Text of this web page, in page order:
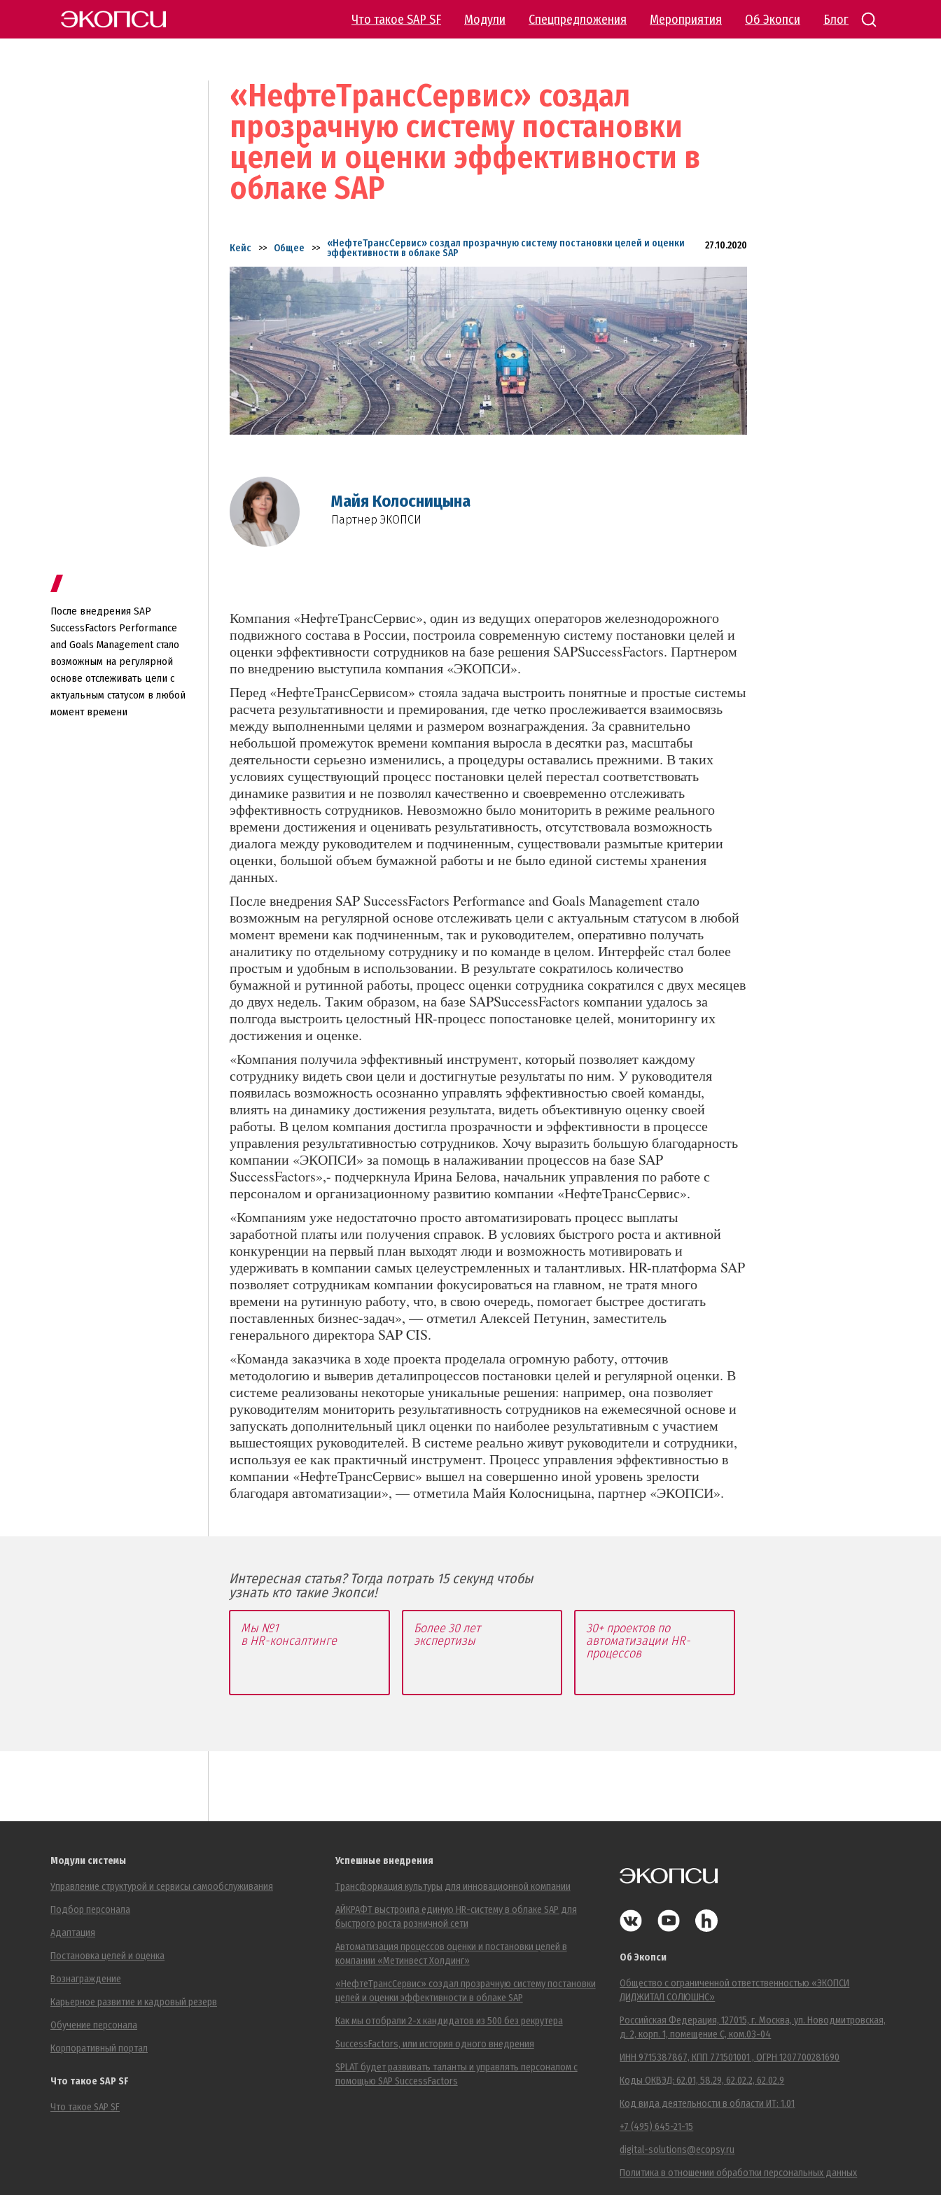
Что такое SAP SF Модули Спецпредложения Мероприятия Об Экопси Блог
«НефтеТрансСервис» создал
прозрачную систему постановки
целей и оценки эффективности в
облаке SAP
27.10.2020
Кейс >> Общее >>
«НефтеТрансСервис» создал прозрачную систему постановки целей и оценки
эффективности в облаке SAP
Майя Колосницына
Партнер ЭКОПСИ
После внедрения SAP
SuccessFactors Performance
and Goals Management стало
возможным на регулярной
основе отслеживать цели с
актуальным статусом в любой
момент времени
Компания «НефтеТрансСервис», один из ведущих операторов железнодорожного
подвижного состава в России, построила современную систему постановки целей и
оценки эффективности сотрудников на базе решения SAPSuccessFactors. Партнером
по внедрению выступила компания «ЭКОПСИ».
Перед «НефтеТрансСервисом» стояла задача выстроить понятные и простые системы
расчета результативности и премирования, где четко прослеживается взаимосвязь
между выполненными целями и размером вознаграждения. За сравнительно
небольшой промежуток времени компания выросла в десятки раз, масштабы
деятельности серьезно изменились, а процедуры оставались прежними. В таких
условиях существующий процесс постановки целей перестал соответствовать
динамике развития и не позволял качественно и своевременно отслеживать
эффективность сотрудников. Невозможно было мониторить в режиме реального
времени достижения и оценивать результативность, отсутствовала возможность
диалога между руководителем и подчиненным, существовали размытые критерии
оценки, большой объем бумажной работы и не было единой системы хранения
данных.
После внедрения SAP SuccessFactors Performance and Goals Management стало
возможным на регулярной основе отслеживать цели с актуальным статусом в любой
момент времени как подчиненным, так и руководителем, оперативно получать
аналитику по отдельному сотруднику и по команде в целом. Интерфейс стал более
простым и удобным в использовании. В результате сократилось количество
бумажной и рутинной работы, процесс оценки сотрудника сократился с двух месяцев
до двух недель. Таким образом, на базе SAPSuccessFactors компании удалось за
полгода выстроить целостный HR-процесс попостановке целей, мониторингу их
достижения и оценке.
«Компания получила эффективный инструмент, который позволяет каждому
сотруднику видеть свои цели и достигнутые результаты по ним. У руководителя
появилась возможность осознанно управлять эффективностью своей команды,
влиять на динамику достижения результата, видеть объективную оценку своей
работы. В целом компания достигла прозрачности и эффективности в процессе
управления результативностью сотрудников. Хочу выразить большую благодарность
компании «ЭКОПСИ» за помощь в налаживании процессов на базе SAP
SuccessFactors»,- подчеркнула Ирина Белова, начальник управления по работе с
персоналом и организационному развитию компании «НефтеТрансСервис».
«Компаниям уже недостаточно просто автоматизировать процесс выплаты
заработной платы или получения справок. В условиях быстрого роста и активной
конкуренции на первый план выходят люди и возможность мотивировать и
удерживать в компании самых целеустремленных и талантливых. HR-платформа SAP
позволяет сотрудникам компании фокусироваться на главном, не тратя много
времени на рутинную работу, что, в свою очередь, помогает быстрее достигать
поставленных бизнес-задач», — отметил Алексей Петунин, заместитель
генерального директора SAP CIS.
«Команда заказчика в ходе проекта проделала огромную работу, отточив
методологию и выверив деталипроцессов постановки целей и регулярной оценки. В
системе реализованы некоторые уникальные решения: например, она позволяет
руководителям мониторить результативность сотрудников на ежемесячной основе и
запускать дополнительный цикл оценки по наиболее результативным с участием
вышестоящих руководителей. В системе реально живут руководители и сотрудники,
используя ее как практичный инструмент. Процесс управления эффективностью в
компании «НефтеТрансСервис» вышел на совершенно иной уровень зрелости
благодаря автоматизации», — отметила Майя Колосницына, партнер «ЭКОПСИ».
Интересная статья? Тогда потрать 15 секунд чтобы
узнать кто такие Экопси!
Мы №1
в HR-консалтинге
Более 30 лет
экспертизы
30+ проектов по
автоматизации HR-
процессов
Модули системы
Управление структурой и сервисы самообслуживания
Подбор персонала
Адаптация
Постановка целей и оценка
Вознаграждение
Карьерное развитие и кадровый резерв
Обучение персонала
Корпоративный портал
Что такое SAP SF
Что такое SAP SF
Успешные внедрения
Трансформация культуры для инновационной компании
АЙКРАФТ выстроила единую HR-систему в облаке SAP для
быстрого роста розничной сети
Автоматизация процессов оценки и постановки целей в
компании «Метинвест Холдинг»
«НефтеТрансСервис» создал прозрачную систему постановки
целей и оценки эффективности в облаке SAP
Как мы отобрали 2-х кандидатов из 500 без рекрутера
SuccessFactors, или история одного внедрения
SPLAT будет развивать таланты и управлять персоналом с
помощью SAP SuccessFactors
Об Экопси
Общество с ограниченной ответственностью «ЭКОПСИ
ДИДЖИТАЛ СОЛЮШНС»
Российская Федерация, 127015, г. Москва, ул. Новодмитровская,
д. 2, корп. 1, помещение С, ком.03-04
ИНН 9715387867, КПП 771501001 , ОГРН 1207700281690
Коды ОКВЭД: 62.01, 58.29, 62.02.2, 62.02.9
Код вида деятельности в области ИТ: 1.01
+7 (495) 645-21-15
digital-solutions@ecopsy.ru
Политика в отношении обработки персональных данных